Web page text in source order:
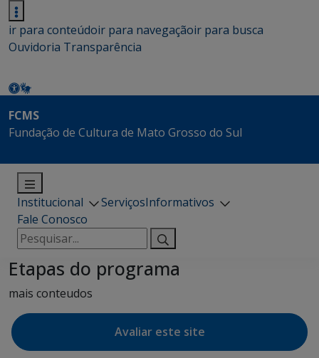
ir para conteúdoir para navegaçãoir para busca
Ouvidoria Transparência
FCMS
Fundação de Cultura de Mato Grosso do Sul
Institucional ServiçosInformativos
Fale Conosco
Pesquisar
por:
Etapas do programa
mais conteudos
Avaliar este site